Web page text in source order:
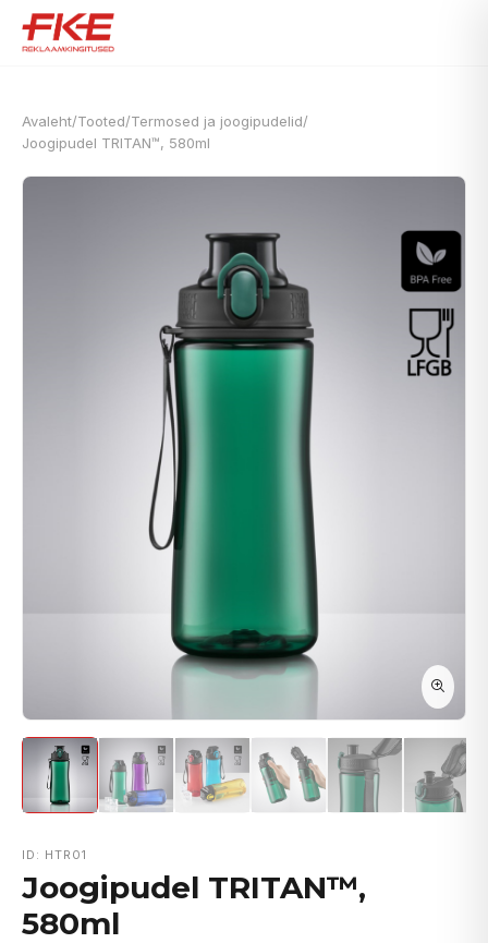
Avaleht/Tooted/Termosed ja joogipudelid/
Joogipudel TRITAN™, 580ml
ID: HTR01
Joogipudel TRITAN™,
580ml